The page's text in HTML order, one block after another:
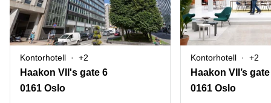
Lager
Møterom
Oslo
Leie
kontor
Leie
Oslo
Ibsens
gate
90
Oslo
Nedre
Slottsgate
4m Oslo
Logg inn
Kontorhotell +2
Haakon VII's gate 6
0161 Oslo
Kontorhotell +2
0161 Oslo